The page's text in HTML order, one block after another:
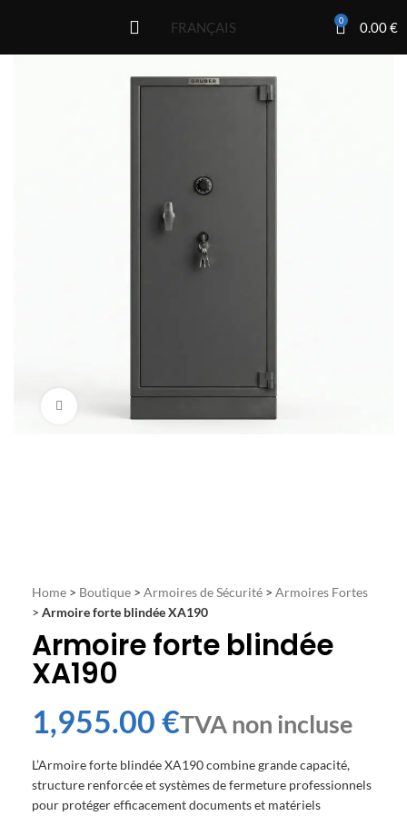
FRANÇAIS 0 0.00€
Home > Boutique > Armoires de Sécurité > Armoires Fortes
> Armoire forte blindée XA190
Armoire forte blindée
XA190
€
L’Armoire forte blindée XA190 combine grande capacité,
structure renforcée et systèmes de fermeture professionnels
pour protéger efficacement documents et matériels